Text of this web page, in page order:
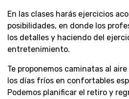
En las clases harás ejercicios
posibilidades, en donde los
los detalles y haciendo del
entretenimiento.
Te proponemos caminatas al
los días fríos en confortables
Podemos planificar el retiro y